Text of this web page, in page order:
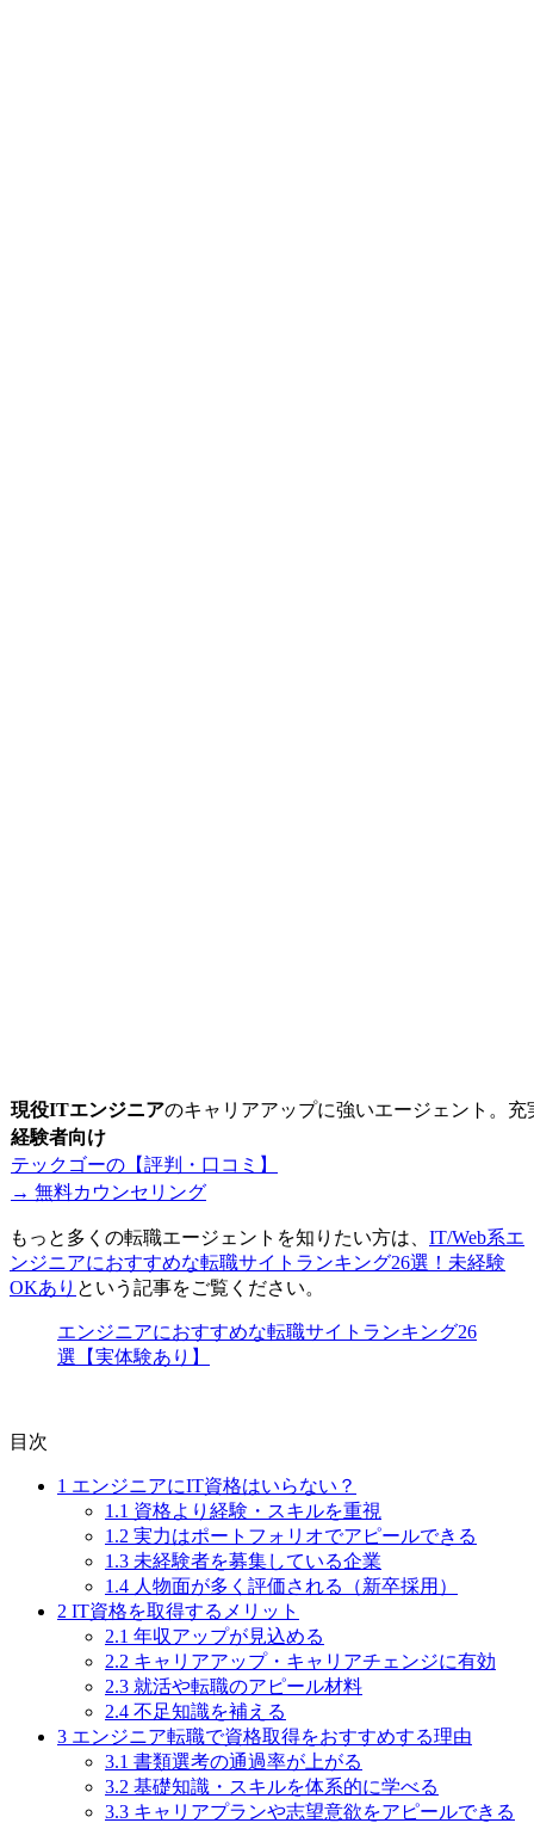
現役ITエンジニアのキャリアアップに強いエージェント。
経験者向け
テックゴーの【評判・口コミ】
→ 無料カウンセリング
もっと多くの転職エージェントを知りたい方は、 IT/Web系エ
ンジニアにおすすめな転職サイトランキング26選！未経験
OKあり という記事をご覧ください。
エンジニアにおすすめな転職サイトランキング26
選【実体験あり】
目次
1 エンジニアにIT資格はいらない？
1.1 資格より経験・スキルを重視
1.2 実力はポートフォリオでアピールできる
1.3 未経験者を募集している企業
1.4 人物面が多く評価される（新卒採用）
2 IT資格を取得するメリット
2.1 年収アップが見込める
2.2 キャリアアップ・キャリアチェンジに有効
2.3 就活や転職のアピール材料
2.4 不足知識を補える
3 エンジニア転職で資格取得をおすすめする理由
3.1 書類選考の通過率が上がる
3.2 基礎知識・スキルを体系的に学べる
3.3 キャリアプランや志望意欲をアピールできる